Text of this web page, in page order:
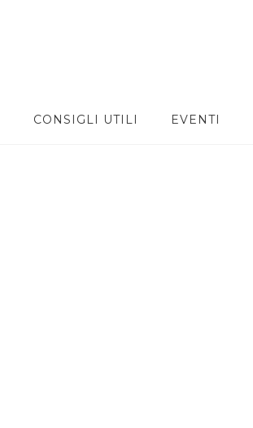
CONSIGLI UTILI EVENTI